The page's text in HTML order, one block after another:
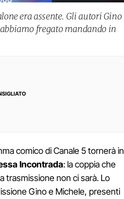
era assente. Gli autori Gino
fregato mandando in
comico di Canale 5 tornerà in
Incontrada: la coppia che
trasmissione non ci sarà. Lo
Gino e Michele, presenti